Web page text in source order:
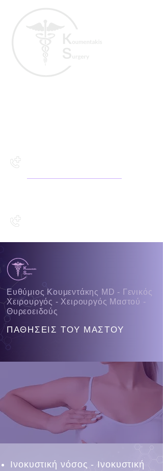
Ευθύμιος Κουμεντάκης MD - Γενικός
Χειρουργός - Χειρουργός Μαστού -
Θυρεοειδούς
ΠΑΘΗΣΕΙΣ ΤΟΥ ΜΑΣΤΟΥ
Ινοκυστική νόσος - Iνοκυστική